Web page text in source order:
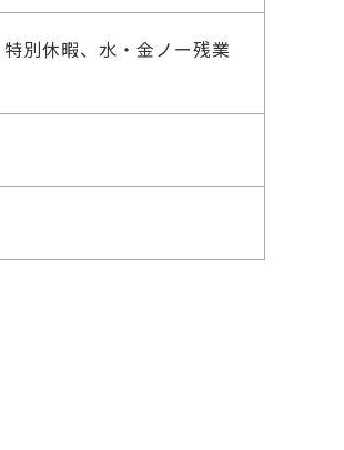
別休暇、水・金ノー残業